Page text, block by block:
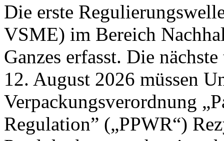
Die erste
VSME) im Bereich
Ganzes erfasst. Die
12. August 2026 müssen
Verpackungsverordnung
Regulation” („PPWR“)